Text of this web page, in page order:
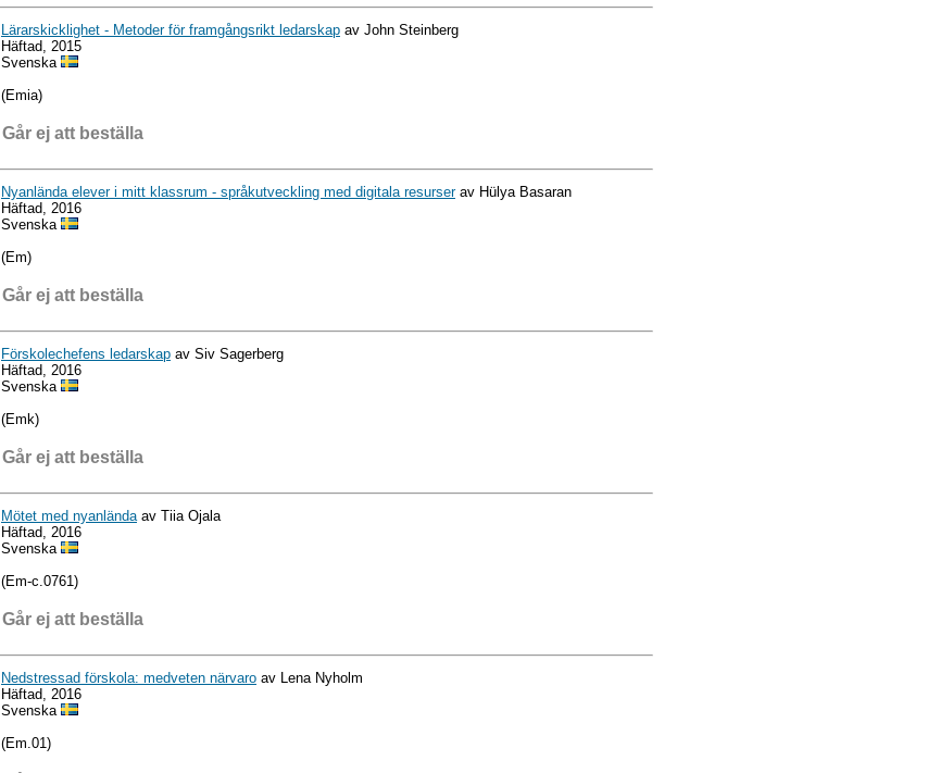
Lärarskicklighet - Metoder för framgångsrikt ledarskap av John Steinberg
Häftad, 2015
Svenska
(Emia)
Går ej att beställa
Nyanlända elever i mitt klassrum - språkutveckling med digitala resurserav Hülya Basaran
Häftad, 2016
Svenska
(Em)
Går ej att beställa
Förskolechefens ledarskap av Siv Sagerberg
Häftad, 2016
Svenska
(Emk)
Går ej att beställa
Mötet med nyanlända av Tiia Ojala
Häftad, 2016
Svenska
(Em-c.0761)
Går ej att beställa
Nedstressad förskola: medveten närvaro av Lena Nyholm
Häftad, 2016
Svenska
(Em.01)